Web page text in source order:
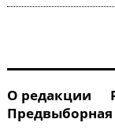
О редакции
Предвыборная